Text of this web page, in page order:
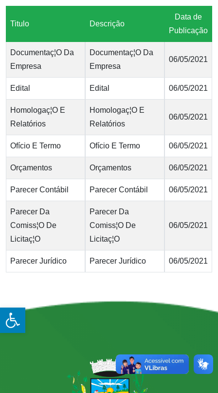
Open toolbar
Titulo Descrição
Data de
Publicação
Documentaç¦O Da
Empresa
Documentaç¦O Da
Empresa
06/05/2021
Edital Edital 06/05/2021
Homologaç¦O E
Relatórios
Homologaç¦O E
Relatórios
06/05/2021
Ofício E Termo Ofício E Termo 06/05/2021
Orçamentos Orçamentos 06/05/2021
Parecer Contábil Parecer Contábil 06/05/2021
Parecer Da
Comiss¦O De
Licitaç¦O
Parecer Da
Comiss¦O De
Licitaç¦O
06/05/2021
Parecer Jurídico Parecer Jurídico 06/05/2021